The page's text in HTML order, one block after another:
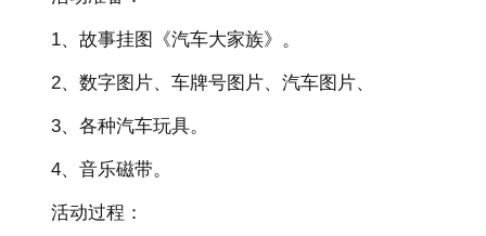
1、故事挂图《汽车大家族》。
2、数字图片、车牌号图片、汽车图片、
3、各种汽车玩具。
4、音乐磁带。
活动过程：